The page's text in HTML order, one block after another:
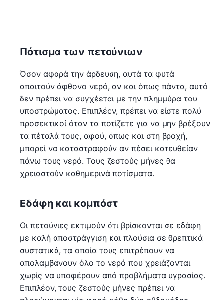
Πότισμα των πετούνιων
Όσον αφορά την άρδευση, αυτά τα φυτά
απαιτούν άφθονο νερό, αν και όπως πάντα, αυτό
δεν πρέπει να συγχέεται με την πλημμύρα του
υποστρώματος. Επιπλέον, πρέπει να είστε πολύ
προσεκτικοί όταν τα ποτίζετε για να μην βρέξουν
τα πέταλά τους, αφού, όπως και στη βροχή,
μπορεί να καταστραφούν αν πέσει κατευθείαν
πάνω τους νερό. Τους ζεστούς μήνες θα
χρειαστούν καθημερινά ποτίσματα.
Εδάφη και κομπόστ
Οι πετούνιες εκτιμούν ότι βρίσκονται σε εδάφη
με καλή αποστράγγιση και πλούσια σε θρεπτικά
συστατικά, τα οποία τους επιτρέπουν να
απολαμβάνουν όλο το νερό που χρειάζονται
χωρίς να υποφέρουν από προβλήματα υγρασίας.
Επιπλέον, τους ζεστούς μήνες πρέπει να